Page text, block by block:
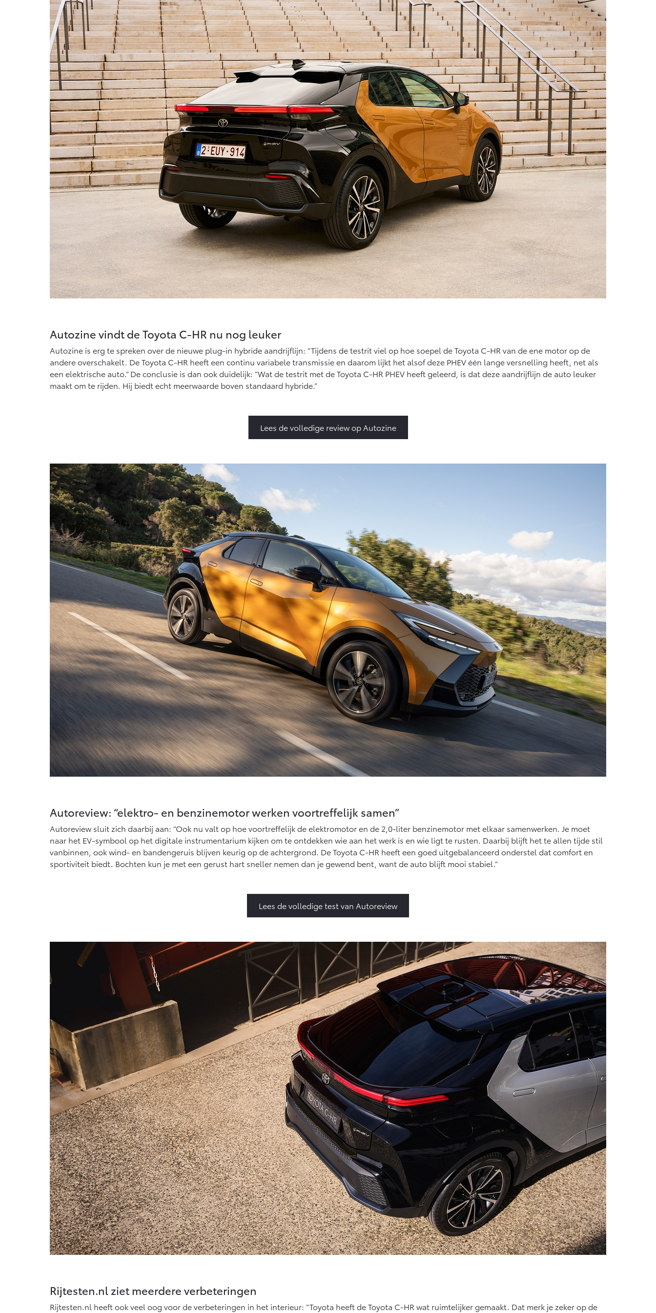
Vanaf € 76.695,- Vanaf € 27.945,- Vanaf € 37.500,- Vanaf € 55.950,-
Proace Max (excl.
BTW)
OOK ALS BATTERIJ-
ELEKTRISCH
Vanaf € 46.301,-
Hilux (excl. BTW)
OOK ALS BATTERIJ-
ELEKTRISCH
Vanaf € 56.570,-
Land Cruiser (excl.
BTW)
Vanaf € 89.986,-
Autozine vindt de Toyota C-HR nu nog leuker
Autozine is erg te spreken over de nieuwe plug-in hybride aandrijflijn: “Tijdens de testrit viel op hoe soepel de Toyota C-HR van de ene motor op de
andere overschakelt. De Toyota C-HR heeft een continu variabele transmissie en daarom lijkt het alsof deze PHEV één lange versnelling heeft, net als
een elektrische auto.” De conclusie is dan ook duidelijk: “Wat de testrit met de Toyota C-HR PHEV heeft geleerd, is dat deze aandrijflijn de auto leuker
maakt om te rijden. Hij biedt echt meerwaarde boven standaard hybride.”
Lees de volledige review op Autozine
Autoreview: “elektro- en benzinemotor werken voortreffelijk samen”
Autoreview sluit zich daarbij aan: “Ook nu valt op hoe voortreffelijk de elektromotor en de 2,0-liter benzinemotor met elkaar samenwerken. Je moet
naar het EV-symbool op het digitale instrumentarium kijken om te ontdekken wie aan het werk is en wie ligt te rusten. Daarbij blijft het te allen tijde stil
vanbinnen, ook wind- en bandengeruis blijven keurig op de achtergrond. De Toyota C-HR heeft een goed uitgebalanceerd onderstel dat comfort en
sportiviteit biedt. Bochten kun je met een gerust hart sneller nemen dan je gewend bent, want de auto blijft mooi stabiel.”
Lees de volledige test van Autoreview
Rijtesten.nl ziet meerdere verbeteringen
Rijtesten.nl heeft ook veel oog voor de verbeteringen in het interieur: “Toyota heeft de Toyota C-HR wat ruimtelijker gemaakt. Dat merk je zeker op de